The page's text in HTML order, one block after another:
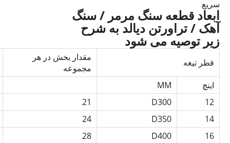
سریع
ابعاد قطعه سنگ مرمر / سنگ
آهک / تراورتن دیالد به شرح
زیر توصیه می شود
قطر تیغه
مقدار بخش در هر
مجموعه
اینچ
MM
12
D300
21
14
D350
24
16
D400
28